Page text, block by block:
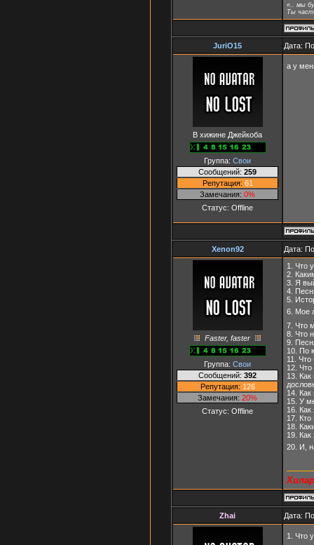
«.. мы
Ты
JuriO15 Дата:
В хижине Джейкоба
Группа: Свои
Сообщений: 259
Репутация: 61
Замечания: 0%
Статус: Offline
а у
Xenon92 Дата:
Faster, faster
Группа: Свои
Сообщений: 392
Репутация: 126
Замечания: 20%
Статус: Offline
1. Что
2.
3. Я
4.
5.
6. Мое
7. Что
8. Что
9.
10. По
11.
12.
13.
14.
15. У
16.
17.
18.
19.
20. И,
Zhai Дата:
1. Что